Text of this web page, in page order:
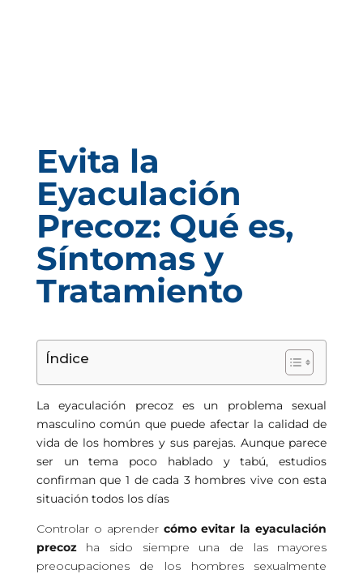
Evita la
Eyaculación
Precoz: Qué es,
Síntomas y
Tratamiento
Índice
La eyaculación precoz es un problema sexual
masculino común que puede afectar la calidad de
vida de los hombres y sus parejas. Aunque parece
ser un tema poco hablado y tabú, estudios
confirman que 1 de cada 3 hombres vive con esta
situación todos los días
Controlar o aprender cómo evitar la eyaculación
precozha sido siempre una de las mayores
preocupaciones de los hombres sexualmente